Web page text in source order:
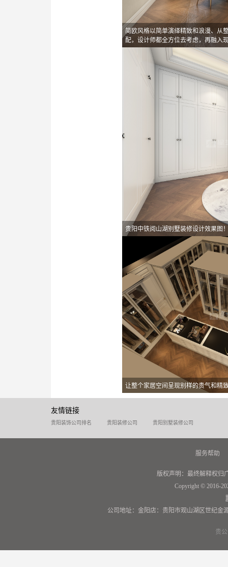
简欧风格以简单演绎精致和浪漫、从
配，设计师都全方位去考虑，再融入
贵阳中铁阅山湖别墅装修设计效果图
让整个家居空间呈现别样的贵气和精
友情链接
贵阳装饰公司排名 贵阳装修公司 贵阳别墅装修公司
服务帮助
版权声明：最终解释权归
Copyright © 2016-
公司地址：金阳店：贵阳市观山湖区世纪金
贵